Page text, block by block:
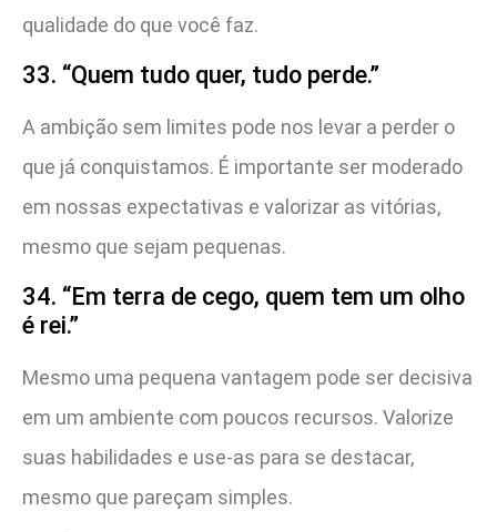
qualidade do que você faz.
33. “Quem tudo quer, tudo perde.”
A ambição sem limites pode nos levar a perder o
que já conquistamos. É importante ser moderado
em nossas expectativas e valorizar as vitórias,
mesmo que sejam pequenas.
34. “Em terra de cego, quem tem um olho
é rei.”
Mesmo uma pequena vantagem pode ser decisiva
em um ambiente com poucos recursos. Valorize
suas habilidades e use-as para se destacar,
mesmo que pareçam simples.